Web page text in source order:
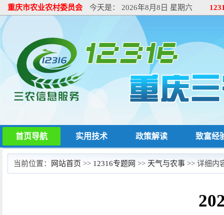
重庆市农业农村委员会 今天是： 2026年8月8日 星期六
首页导航 实用技术 政策解读 致富经
当前位置： 网站首页 >> 12316专题网 >> 天气与农事 >> 详细内